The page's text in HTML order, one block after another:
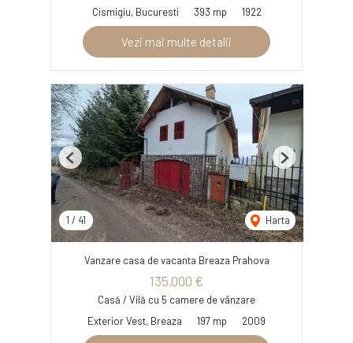
Cismigiu, Bucuresti
393 mp 1922
Vezi mai multe detalii
1 / 41 Harta
Previous Next
Vanzare casa de vacanta Breaza Prahova
135,000 €
Casă / Vilă cu 5 camere de vânzare
Exterior Vest, Breaza
197 mp 2009